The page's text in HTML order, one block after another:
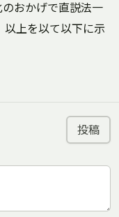
おかげで直説法一
以上を以て以下に示
投稿